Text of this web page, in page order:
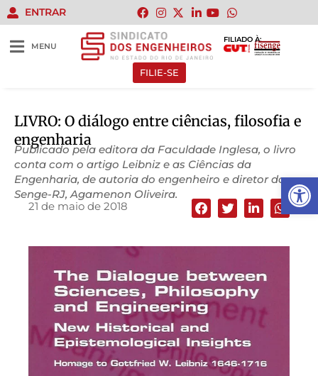
Abrir
ENTRAR
MENU
FILIADO À:
FILIE-SE
LIVRO: O diálogo entre ciências, filosofia e
engenharia
Publicado pela editora da Faculdade Inglesa, o livro
conta com o artigo Leibniz e as Ciências da
Engenharia, de autoria do engenheiro e diretor do
Senge-RJ, Agamenon Oliveira.
21 de maio de 2018